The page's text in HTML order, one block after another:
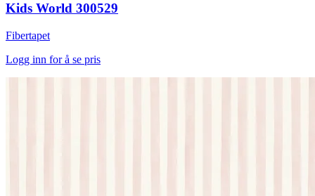
Kids World 300529
Fibertapet
Logg inn for å se pris